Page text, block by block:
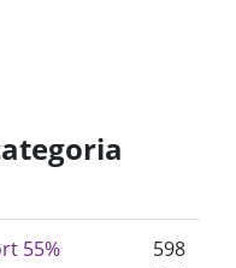
55%
598